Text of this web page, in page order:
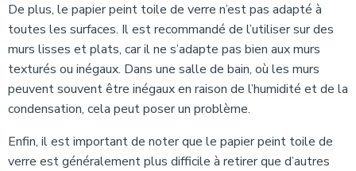
De plus, le papier peint toile de verre n’est pas adapté à
toutes les surfaces. Il est recommandé de l’utiliser sur des
murs lisses et plats, car il ne s’adapte pas bien aux murs
texturés ou inégaux. Dans une salle de bain, où les murs
peuvent souvent être inégaux en raison de l’humidité et de la
condensation, cela peut poser un problème.
Enfin, il est important de noter que le papier peint toile de
verre est généralement plus difficile à retirer que d’autres